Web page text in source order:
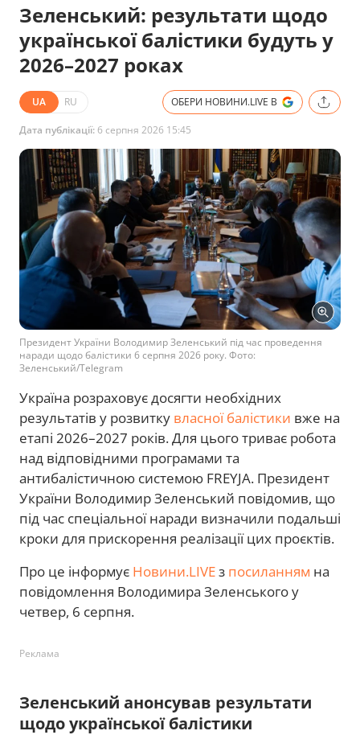
Зеленський: результати щодо
української балістики будуть у
2026–2027 роках
UA RU ОБЕРИ НОВИНИ.LIVE В
Дата публікації: 6 серпня 2026 15:45
Президент України Володимир Зеленський під час проведення
наради щодо балістики 6 серпня 2026 року. Фото:
Зеленський/Telegram
Україна розраховує досягти необхідних
результатів у розвитку власної балістики вже на
етапі 2026–2027 років. Для цього триває робота
над відповідними програмами та
антибалістичною системою FREYJA. Президент
України Володимир Зеленський повідомив, що
під час спеціальної наради визначили подальші
кроки для прискорення реалізації цих проєктів.
Про це інформує Новини.LIVEз посиланням на
повідомлення Володимира Зеленського у
четвер, 6 серпня.
Реклама
Зеленський анонсував результати
щодо української балістики